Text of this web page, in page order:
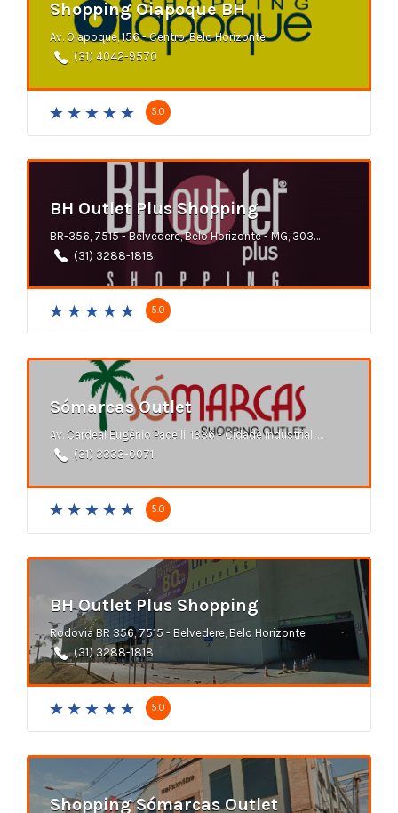
Shopping Oiapoque BH
Av. Oiapoque, 156 - Centro, Belo Horizonte
(31) 4042-9570
5.0
BH Outlet Plus Shopping
BR-356, 7515 - Belvedere, Belo Horizonte - MG, 30320-765
(31) 3288-1818
5.0
Sómarcas Outlet
Av. Cardeal Eugênio Pacelli, 1336 - Cidade Industrial, Contagem
(31) 3333-0071
5.0
BH Outlet Plus Shopping
Rodovia BR 356, 7515 - Belvedere, Belo Horizonte
(31) 3288-1818
5.0
Shopping Sómarcas Outlet